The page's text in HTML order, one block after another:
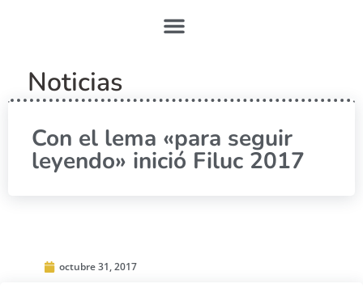
Noticias
Con el lema «para seguir
leyendo» inició Filuc 2017
octubre 31, 2017